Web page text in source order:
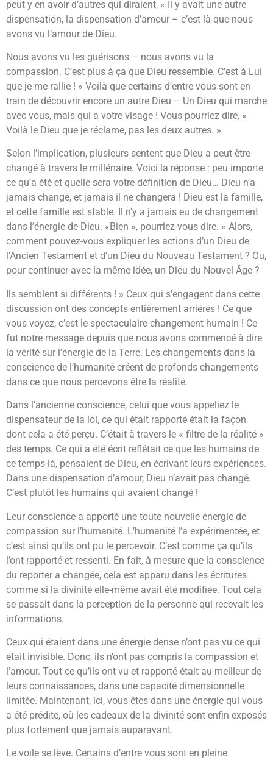
peut y en avoir d’autres qui diraient, « Il y avait une autre
dispensation, la dispensation d’amour – c’est là que nous
avons vu l’amour de Dieu.
Nous avons vu les guérisons – nous avons vu la
compassion. C’est plus à ça que Dieu ressemble. C’est à Lui
que je me rallie ! » Voilà que certains d’entre vous sont en
train de découvrir encore un autre Dieu – Un Dieu qui marche
avec vous, mais qui a votre visage ! Vous pourriez dire, «
Voilà le Dieu que je réclame, pas les deux autres. »
Selon l’implication, plusieurs sentent que Dieu a peut-être
changé à travers le millénaire. Voici la réponse : peu importe
ce qu’a été et quelle sera votre définition de Dieu… Dieu n’a
jamais changé, et jamais il ne changera ! Dieu est la famille,
et cette famille est stable. Il n’y a jamais eu de changement
dans l’énergie de Dieu. «Bien », pourriez-vous dire. « Alors,
comment pouvez-vous expliquer les actions d’un Dieu de
l’Ancien Testament et d’un Dieu du Nouveau Testament ? Ou,
pour continuer avec la même idée, un Dieu du Nouvel Âge ?
Ils semblent si différents ! » Ceux qui s’engagent dans cette
discussion ont des concepts entièrement arriérés ! Ce que
vous voyez, c’est le spectaculaire changement humain ! Ce
fut notre message depuis que nous avons commencé à dire
la vérité sur l’énergie de la Terre. Les changements dans la
conscience de l’humanité créent de profonds changements
dans ce que nous percevons être la réalité.
Dans l’ancienne conscience, celui que vous appeliez le
dispensateur de la loi, ce qui était rapporté était la façon
dont cela a été perçu. C’était à travers le « filtre de la réalité »
des temps. Ce qui a été écrit reflétait ce que les humains de
ce temps-là, pensaient de Dieu, en écrivant leurs expériences.
Dans une dispensation d’amour, Dieu n’avait pas changé.
C’est plutôt les humains qui avaient changé !
Leur conscience a apporté une toute nouvelle énergie de
compassion sur l’humanité. L’humanité l’a expérimentée, et
c’est ainsi qu’ils ont pu le percevoir. C’est comme ça qu’ils
l’ont rapporté et ressenti. En fait, à mesure que la conscience
du reporter a changée, cela est apparu dans les écritures
comme si la divinité elle-même avait été modifiée. Tout cela
se passait dans la perception de la personne qui recevait les
informations.
Ceux qui étaient dans une énergie dense n’ont pas vu ce qui
était invisible. Donc, ils n’ont pas compris la compassion et
l’amour. Tout ce qu’ils ont vu et rapporté était au meilleur de
leurs connaissances, dans une capacité dimensionnelle
limitée. Maintenant, ici, vous êtes dans une énergie qui vous
a été prédite, où les cadeaux de la divinité sont enfin exposés
plus fortement que jamais auparavant.
Le voile se lève. Certains d’entre vous sont en pleine